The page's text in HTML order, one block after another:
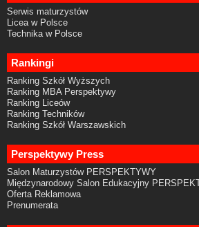
Serwis maturzystów
Licea w Polsce
Technika w Polsce
Rankingi
Ranking Szkół Wyższych
Ranking MBA Perspektywy
Ranking Liceów
Ranking Techników
Ranking Szkół Warszawskich
Perspektywy Press
Salon Maturzystów PERSPEKTYWY
Międzynarodowy Salon Edukacyjny
Oferta Reklamowa
Prenumerata